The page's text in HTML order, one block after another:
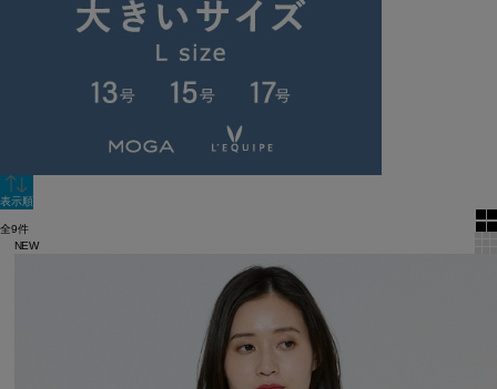
表示順
全9件
NEW